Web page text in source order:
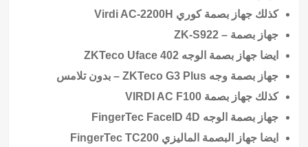
كذلك جهاز بصمة كوري Virdi AC-2200H
جهاز بصمة – ZK-S922
ايضا جهاز بصمة الوجه ZKTeco Uface 402
جهاز بصمة وجه ZKTeco G3 Plus – بدون تلامس
كذلك جهاز بصمة VIRDI AC F100
جهاز بصمة الوجه FingerTec FaceID 4D
ايضا جهاز البصمة الماليزي FingerTec TC200